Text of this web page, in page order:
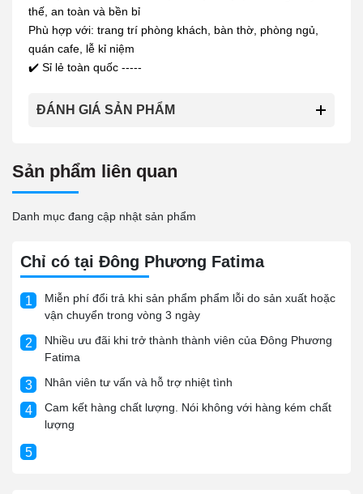
thế, an toàn và bền bỉ
Phù hợp với: trang trí phòng khách, bàn thờ, phòng ngủ,
quán cafe, lễ kỉ niệm
✔️ Sỉ lẻ toàn quốc -----
ĐÁNH GIÁ SẢN PHẨM
Sản phẩm liên quan
Danh mục đang cập nhật sản phẩm
Chỉ có tại Đông Phương Fatima
1
Miễn phí đổi trả khi sản phẩm phẩm lỗi do sản xuất hoặc
vận chuyển trong vòng 3 ngày
2
Nhiều ưu đãi khi trở thành thành viên của Đông Phương
Fatima
3 Nhân viên tư vấn và hỗ trợ nhiệt tình
4
Cam kết hàng chất lượng. Nói không với hàng kém chất
lượng
5